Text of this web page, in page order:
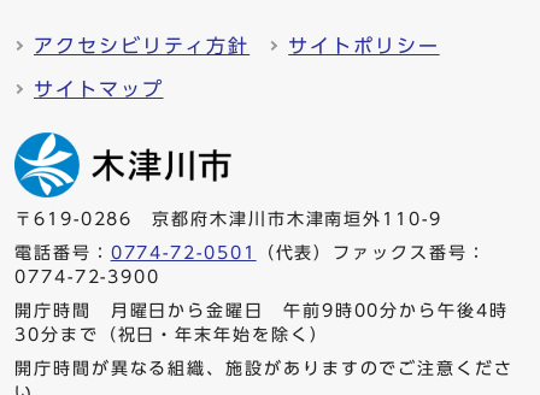
アクセシビリティ方針 サイトポリシー
サイトマップ
〒619-0286 京都府木津川市木津南垣外110-9
電話番号： 0774-72-0501
（代表）ファックス番号：
0774-72-3900
開庁時間 月曜日から金曜日 午前9時00分から午後4時
30分まで（祝日・年末年始を除く）
開庁時間が異なる組織、施設がありますのでご注意くださ